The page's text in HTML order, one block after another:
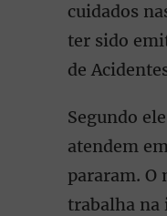
cuidados
ter sido
de
Segundo
atendem
pararam. O
trabalha na